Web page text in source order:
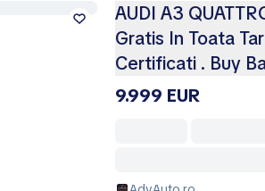
AUDI A3
Gratis In Toata
Certificati . Buy
9.999 EUR